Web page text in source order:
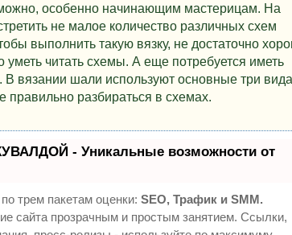
особенно начинающим мастерицам. На
не малое количество различных схем
выполнить такую вязку, не достаточно
уметь читать схемы. А еще потребуется иметь
вязании шали используют основные три вида
правильно разбираться в схемах.
- Уникальные возможности от
трем пакетам оценки: SEO, Трафик и SMM.
сайта прозрачным и простым занятием. Ссылки,